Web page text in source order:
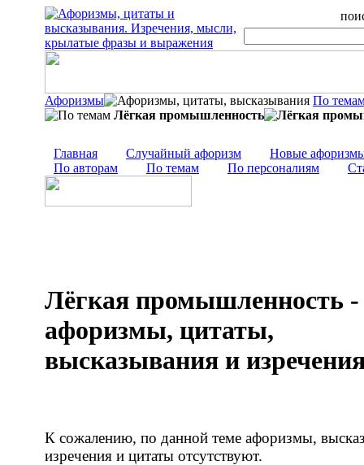
Афоризмы
По
Лёгкая промышленность
Главная Случайный афоризм
Новые
По авторам
По темам По персоналиям
Лёгкая промышленность -
афоризмы, цитаты,
высказывания и
К сожалению, по данной теме афоризмы,
изречения и цитаты отсутствуют.